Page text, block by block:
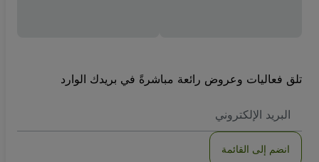
تلق فعاليات وعروض رائعة مباشرةً في بريدك الوارد
الاكتروني
انضم إلى القائمة